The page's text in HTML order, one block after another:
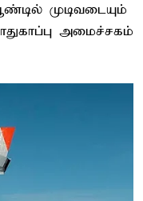
முடிவடையும்
அமைச்சகம்